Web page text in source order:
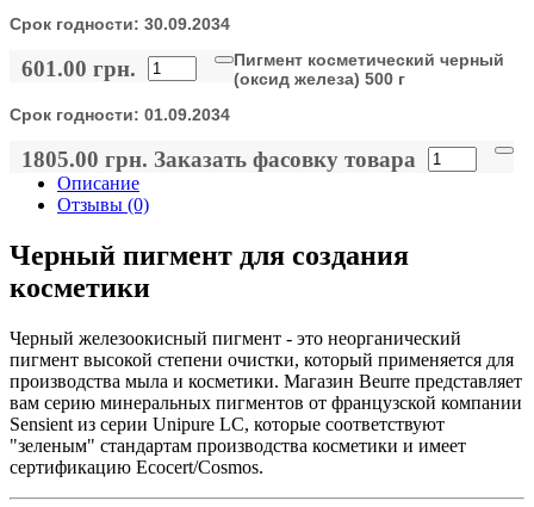
Срок годности: 30.09.2034
601.00 грн.
Пигмент косметический черный
(оксид железа) 500 г
Срок годности: 01.09.2034
1805.00 грн. Заказать фасовку товара
Описание
Отзывы (0)
Черный пигмент для создания
косметики
Черный железоокисный пигмент - это неорганический
пигмент высокой степени очистки, который применяется для
производства мыла и косметики. Магазин Beurre представляет
вам серию минеральных пигментов от французской компании
Sensient из серии Unipure LC, которые соответствуют
"зеленым" стандартам производства косметики и имеет
сертификацию Ecocert/Cosmos.